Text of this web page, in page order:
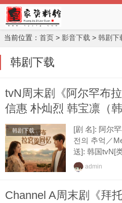
当前位置： 首页 > 影音下载 > 韩剧下
韩剧下载
tvN周末剧《阿尔罕布
信惠 朴灿烈 韩宝凛（
韩剧下载
[剧 名]: 阿尔
전의 추억／
送]: 韩国tvN[
年12月01日[
播...
admin
Channel A周末剧《拜